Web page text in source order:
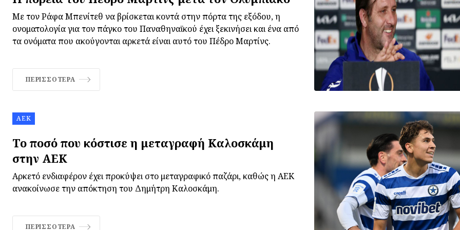
Με τον Ράφα Μπενίτεθ να βρίσκεται κοντά στην πόρτα της εξόδου, η
ονοματολογία για τον πάγκο του Παναθηναϊκού έχει ξεκινήσει και ένα από
τα ονόματα που ακούγονται αρκετά είναι αυτό του Πέδρο Μαρτίνς.
ΠΕΡΙΣΣΌΤΕΡΑ
ΑΕΚ
Το ποσό που κόστισε η μεταγραφή Καλοσκάμη
στην ΑΕΚ
Αρκετό ενδιαφέρον έχει προκύψει στο μεταγραφικό παζάρι, καθώς η ΑΕΚ
ανακοίνωσε την απόκτηση του Δημήτρη Καλοσκάμη.
ΠΕΡΙΣΣΌΤΕΡΑ